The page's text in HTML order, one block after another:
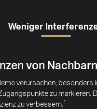
Weniger
von
verursachen, besonders
zu markieren.
zu verbessern. 1